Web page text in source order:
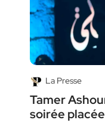
La Presse
Tamer
soirée